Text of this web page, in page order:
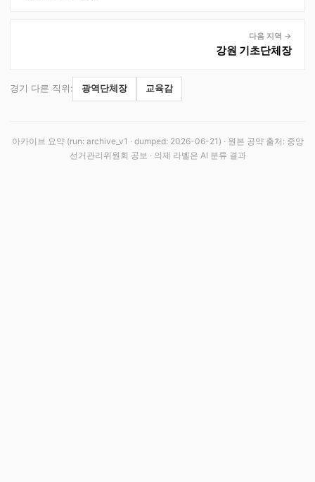
다음 지역 →
강원 기초단체장
경기 다른 직위: 광역단체장 교육감
아카이브 요약 (run: archive_v1 · dumped: 2026-06-21 ) · 원본 공약 출처: 중앙
선거관리위원회 공보 · 의제 라벨은 AI 분류 결과